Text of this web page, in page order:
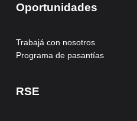
Oportunidades
Trabajá con nosotros
Programa de pasantías
RSE